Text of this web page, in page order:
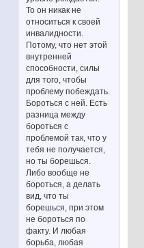
То он никак не
относиться к своей
инвалидности.
Потому, что нет этой
внутренней
способности, силы
для того, чтобы
проблему побеждать.
Бороться с ней. Есть
разница между
бороться с
проблемой так, что у
тебя не получается,
но ты борешься.
Либо вообще не
бороться, а делать
вид, что ты
борешься, при этом
не бороться по
факту. И любая
борьба, любая